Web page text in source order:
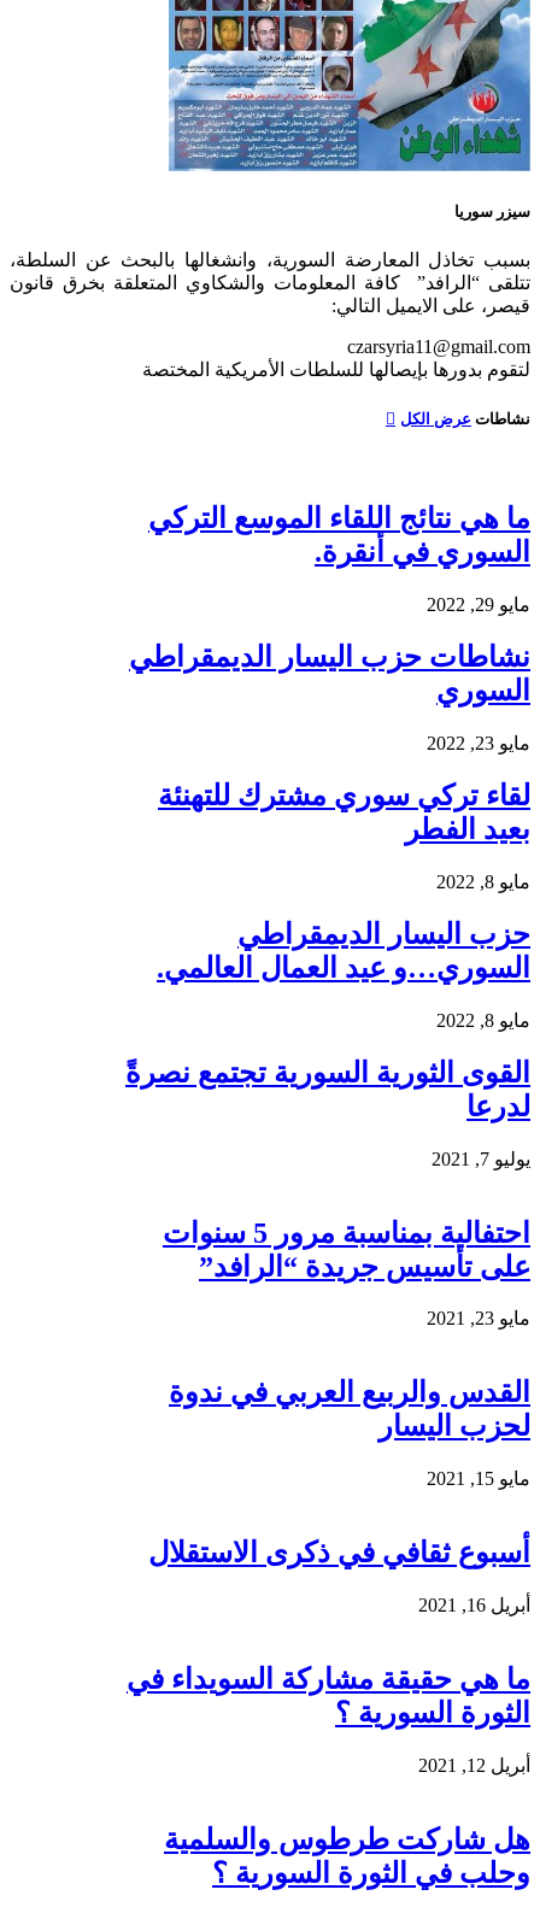
سيزر سوريا
بسبب تخاذل المعارضة السورية، وانشغالها بالبحث عن السلطة،
تتلقى “الرافد” كافة المعلومات والشكاوي المتعلقة بخرق قانون
قيصر، على الايميل التالي:
czarsyria11@gmail.com
لتقوم بدورها بإيصالها للسلطات الأمريكية المختصة
نشاطات عرض الكل
ما هي نتائج اللقاء الموسع التركي
السوري في أنقرة.
مايو 29, 2022
نشاطات حزب اليسار الديمقراطي
السوري
مايو 23, 2022
لقاء تركي سوري مشترك للتهنئة
بعيد الفطر
مايو 8, 2022
حزب اليسار الديمقراطي
السوري…و عيد العمال العالمي.
مايو 8, 2022
القوى الثورية السورية تجتمع نصرةً
لدرعا
يوليو 7, 2021
احتفالية بمناسبة مرور 5 سنوات
على تأسيس جريدة “الرافد”
مايو 23, 2021
القدس والربيع العربي في ندوة
لحزب اليسار
مايو 15, 2021
أسبوع ثقافي في ذكرى الاستقلال
أبريل 16, 2021
ما هي حقيقة مشاركة السويداء في
الثورة السورية ؟
أبريل 12, 2021
هل شاركت طرطوس والسلمية
وحلب في الثورة السورية ؟